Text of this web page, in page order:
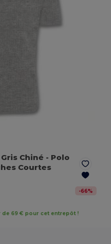
Gris Chiné - Polo
Courtes
-66%
69 € pour cet entrepôt !